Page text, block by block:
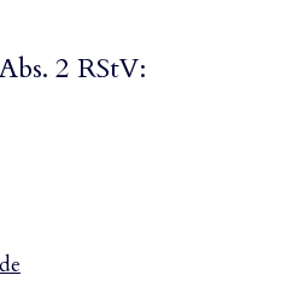
2 RStV: